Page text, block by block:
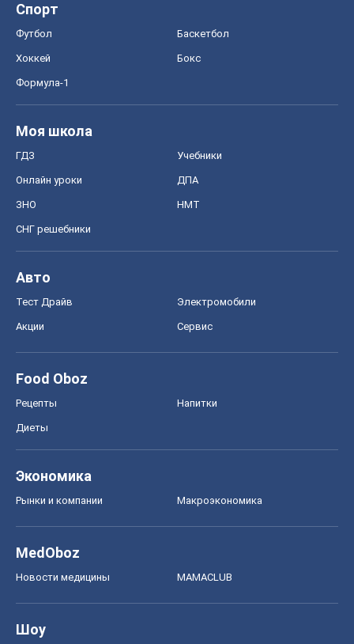
Спорт
Футбол Баскетбол
Хоккей Бокс
Формула-1
Моя школа
ГДЗ Учебники
Онлайн уроки ДПА
ЗНО НМТ
СНГ решебники
Авто
Тест Драйв Электромобили
Акции Сервис
Food Oboz
Рецепты Напитки
Диеты
Экономика
Рынки и компании Mакроэкономика
MedOboz
Новости медицины MAMACLUB
Шоу